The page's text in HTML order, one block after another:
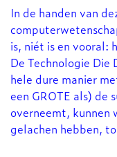
In de handen van
is, niét is en vooral:
De Technologie Die
hele dure manier
een GROTE als)
overneemt, kunnen
gelachen hebben,